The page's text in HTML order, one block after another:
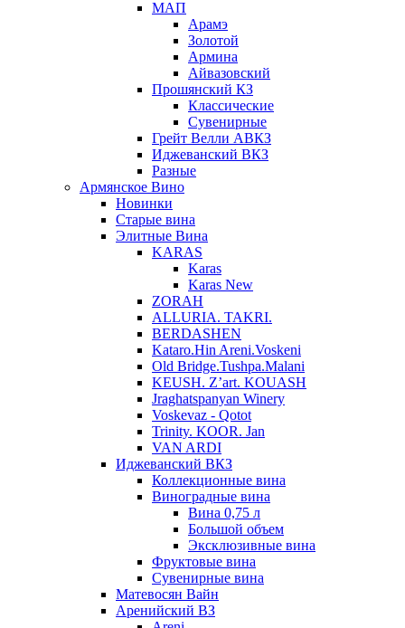
МАП
Арамэ
Золотой
Армина
Айвазовский
Прошянский КЗ
Классические
Сувенирные
Грейт Велли АВКЗ
Иджеванский ВКЗ
Разные
Армянское Вино
Новинки
Старые вина
Элитные Вина
KARAS
Karas
Karas New
ZORAH
ALLURIA. TAKRI.
BERDASHEN
Kataro.Hin Areni.Voskeni
Old Bridge.Tushpa.Malani
KEUSH. Z’art. KOUASH
Jraghatspanyan Winery
Voskevaz - Qotot
Trinity. KOOR. Jan
VAN ARDI
Иджеванский ВКЗ
Коллекционные вина
Виноградные вина
Вина 0,75 л
Большой объем
Эксклюзивные вина
Фруктовые вина
Cувенирные вина
Матевосян Вайн
Аренийский ВЗ